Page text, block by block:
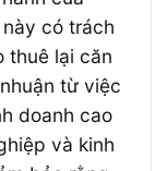
có trách
thuê lại căn
từ việc
doanh cao
và kinh